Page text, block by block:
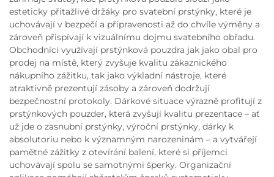
esteticky přitažlivé držáky pro svatební prstýnky, které je
uchovávají v bezpečí a připravenosti až do chvíle výměny a
zároveň přispívají k vizuálnímu dojmu svatebního obřadu.
Obchodníci využívají prstýnková pouzdra jak jako obal pro
prodej na místě, který zvyšuje kvalitu zákaznického
nákupního zážitku, tak jako výkladní nástroje, které
atraktivně prezentují zásoby a zároveň dodržují
bezpečnostní protokoly. Dárkové situace výrazně profitují z
prstýnkových pouzder, která zvyšují kvalitu prezentace – ať
už jde o zasnubní prstýnky, výroční prstýnky, dárky k
absolutoriu nebo k významným narozeninám – a vytvářejí
pamětné zážitky z otevírání balení, které si příjemci
uchovávají spolu se samotnými šperky. Organizační